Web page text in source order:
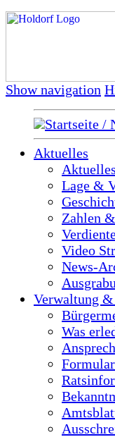
Show navigation
Startseite /
Aktuelles
Aktuelles
Lage &
Zahlen
Video
News-
Verwaltung
Was